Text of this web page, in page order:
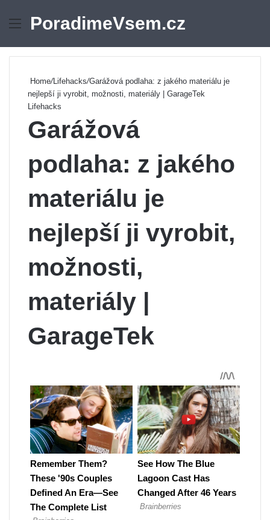
Menu
PoradimeVsem.cz
Home/Lifehacks/Garážová podlaha: z jakého materiálu je
nejlepší ji vyrobit, možnosti, materiály | GarageTek
Lifehacks
Garážová
podlaha: z jakého
materiálu je
nejlepší ji vyrobit,
možnosti,
materiály |
GarageTek